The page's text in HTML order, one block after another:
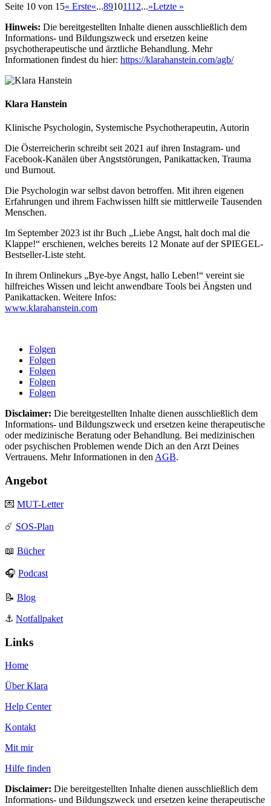
Seite 10 von 15« Erste«...89101112...»Letzte »
Hinweis: Die bereitgestellten Inhalte dienen ausschließlich dem
Informations- und Bildungszweck und ersetzen keine
psychotherapeutische und ärztliche Behandlung. Mehr
Informationen findest du hier: https://klarahanstein.com/agb/
Klara Hanstein
Klinische Psychologin, Systemische Psychotherapeutin, Autorin
Die Österreicherin schreibt seit 2021 auf ihren Instagram- und
Facebook-Kanälen über Angststörungen, Panikattacken, Trauma
und Burnout.
Die Psychologin war selbst davon betroffen. Mit ihren eigenen
Erfahrungen und ihrem Fachwissen hilft sie mittlerweile Tausenden
Menschen.
Im September 2023 ist ihr Buch „Liebe Angst, halt doch mal die
Klappe!“ erschienen, welches bereits 12 Monate auf der SPIEGEL-
Bestseller-Liste steht.
In ihrem Onlinekurs „Bye-bye Angst, hallo Leben!“ vereint sie
hilfreiches Wissen und leicht anwendbare Tools bei Ängsten und
Panikattacken. Weitere Infos:
www.klarahanstein.com
Folgen
Folgen
Folgen
Folgen
Folgen
Disclaimer: Die bereitgestellten Inhalte dienen ausschließlich dem
Informations- und Bildungszweck und ersetzen keine therapeutische
oder medizinische Beratung oder Behandlung. Bei medizinischen
oder psychischen Problemen wende Dich an den Arzt Deines
Vertrauens. Mehr Informationen in den AGB.
Angebot
💌 MUT-Letter
☄️ SOS-Plan
📖 Bücher
🎧 Podcast
📝 Blog
⚓️ Notfallpaket
Links
Home
Über Klara
Help Center
Kontakt
Mit mir
Hilfe finden
Disclaimer: Die bereitgestellten Inhalte dienen ausschließlich dem
Informations- und Bildungszweck und ersetzen keine therapeutische